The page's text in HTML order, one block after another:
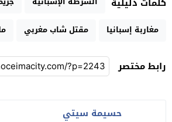
مغاربة إسبانيا
مقتل شاب مغربي
رابط مختصر
حسيمة سيتي